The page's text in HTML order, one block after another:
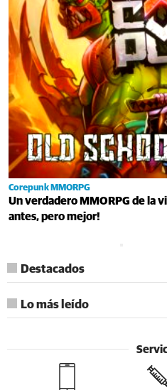
Corepunk MMORPG
Un verdadero MMORPG de la
antes, pero mejor!
Destacados
Lo más leído